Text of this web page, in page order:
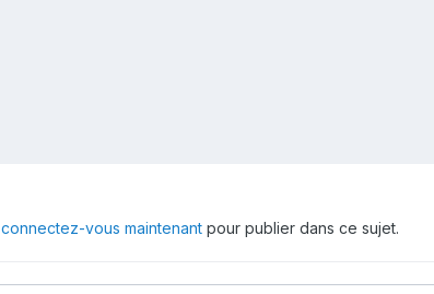
connectez-vous maintenant pour publier dans ce sujet.